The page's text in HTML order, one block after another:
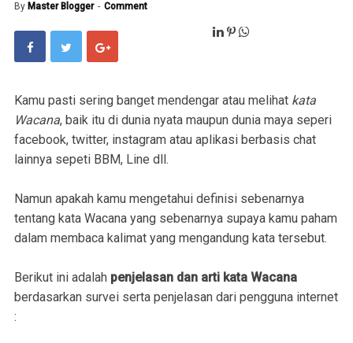
By Master Blogger Comment
Kamu pasti sering banget mendengar atau melihat kata
Wacana, baik itu di dunia nyata maupun dunia maya seperi
facebook, twitter, instagram atau aplikasi berbasis chat
lainnya sepeti BBM, Line dll.
Namun apakah kamu mengetahui definisi sebenarnya
tentang kata Wacana yang sebenarnya supaya kamu paham
dalam membaca kalimat yang mengandung kata tersebut.
Berikut ini adalah penjelasan dan arti kata Wacana
berdasarkan survei serta penjelasan dari pengguna internet
: